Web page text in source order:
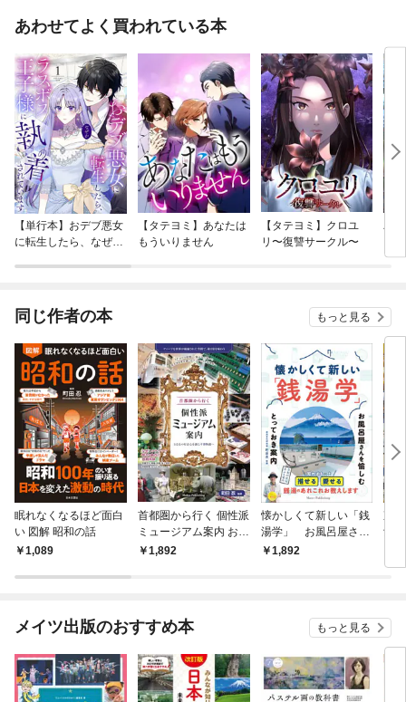
くほど広く、またマニアックなモノばかり。庶民文化研究の先駆けにして
福岡周辺には専門分野に特化した博物館や資料館が数多く存在します。国
立や県立の大きな施設とは異なり、あまり知られていない博物館もありま
すが、その分野の収蔵・展示品の珍重さにおいては日本一、いや世界一と
も言えるかもしれません。本書はこれらの博物館・資料館に光をあてた、
より深い福岡周辺を楽しむためのガイドです。◆◇◆ 主な目次 ◆◇◆☆
コアすぎ！＊ 田川市石炭・歴史博物館＊ 松浦一酒造資料館＊ 不思
議博物館＊ 鏝絵資料館＊ 志田焼の里博物館・・・など全２３項目☆
ためになる！＊ 九州鉄道記念館＊ 白島展示館＊ 日蓮聖人銅像護持協
会 元寇史料館＊ 雲仙岳災害記念館 がまだすドーム＊ 大橋松雄農業
機械歴史館・・・など全１３項目☆ ワクワクする！＊ ひよ子本舗吉野
堂 穂波工場＊ 関門海峡ミュージアム＊ 九州自動車歴史館＊ 長崎路
面電車資料館＊ 国産名車博物館 セピアコレクション・・・など全１４
刀洗平和記念館＊ 兵士・庶民の戦争資料館＊ 軍艦島デジタルミュージ
抱く。卒業後は警察官を経て、少年時代より収集してきた商品などを研究
コメンテーター、映画・テレビ・ラジオ出演、ドラマの時代考証など多方
面で活躍中。
あわせてよく買われている本
【単行本】おデブ悪女
に転生したら、なぜか
【タテヨミ】あなたは
もういりません
【タテヨミ】クロユ
リ〜復讐サークル〜
バ
今
同じ作者の本 もっと見る
眠れなくなるほど面白
い 図解 昭和の話
1,089
首都圏から行く 個性派
ミュージアム案内 おと
なの好奇心を満たす博
1,892
懐かしくて新しい「銭
湯学」 お風呂屋さん
を愉しむとっておき案
1,892
東
館
メイツ出版のおすすめ本 もっと見る